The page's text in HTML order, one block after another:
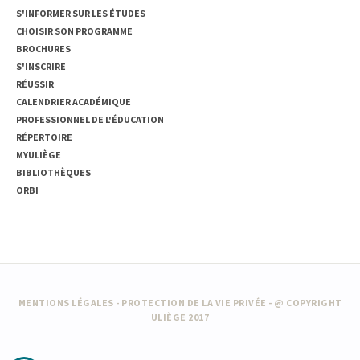
S'INFORMER SUR LES ÉTUDES
CHOISIR SON PROGRAMME
BROCHURES
S'INSCRIRE
RÉUSSIR
CALENDRIER ACADÉMIQUE
PROFESSIONNEL DE L'ÉDUCATION
RÉPERTOIRE
MYULIÈGE
BIBLIOTHÈQUES
ORBI
MENTIONS LÉGALES - PROTECTION DE LA VIE PRIVÉE - @ COPYRIGHT
ULIÈGE 2017